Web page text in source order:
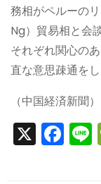
務相がペルーの
Ng）貿易相と会
それぞれ関心の
直な意思疎通をし
（中国経済新聞）
X F
a